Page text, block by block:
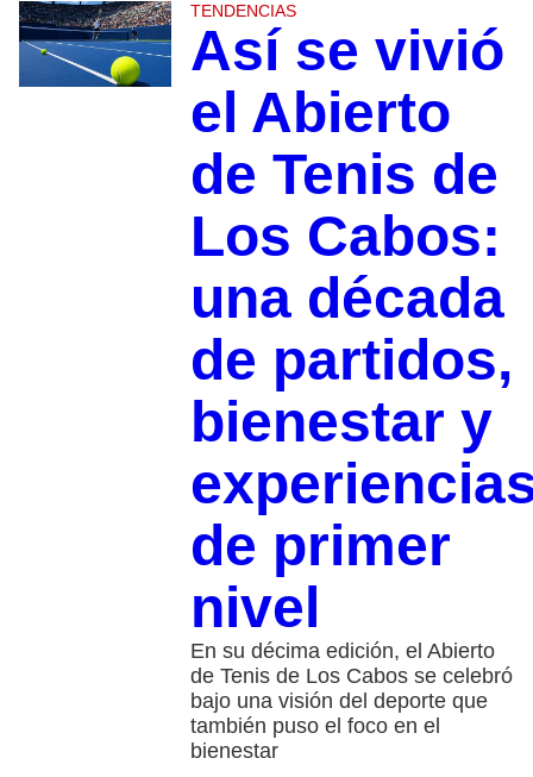
TENDENCIAS
Así se vivió
el Abierto
de Tenis de
Los Cabos:
una década
de partidos,
bienestar y
de primer
nivel
En su décima edición, el Abierto
de Tenis de Los Cabos se celebró
bajo una visión del deporte que
también puso el foco en el
bienestar